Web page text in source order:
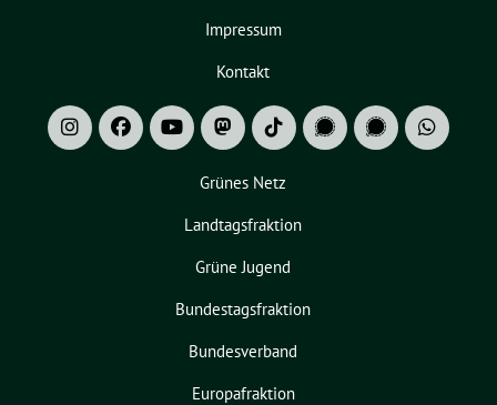
Impressum
Kontakt
Grünes Netz
Landtagsfraktion
Grüne Jugend
Bundestagsfraktion
Bundesverband
Europafraktion